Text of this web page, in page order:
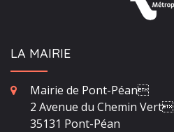
LA MAIRIE
Mairie de Pont-Péan
2 Avenue du Chemin Vert
35131 Pont-Péan